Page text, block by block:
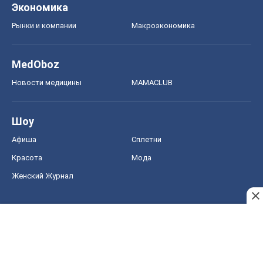
Экономика
Рынки и компании Mакроэкономика
MedOboz
Новости медицины MAMACLUB
Шоу
Афиша Сплетни
Красота Мода
Женский Журнал